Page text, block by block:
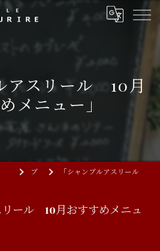
アスリール 10月
メニュー」
大分県大分市のフレンチならCHAMBRE A SOURIRE ブログ 「シャンブルアスリール 10月おすすめメニュー」
リール 10月おすすめメニュ